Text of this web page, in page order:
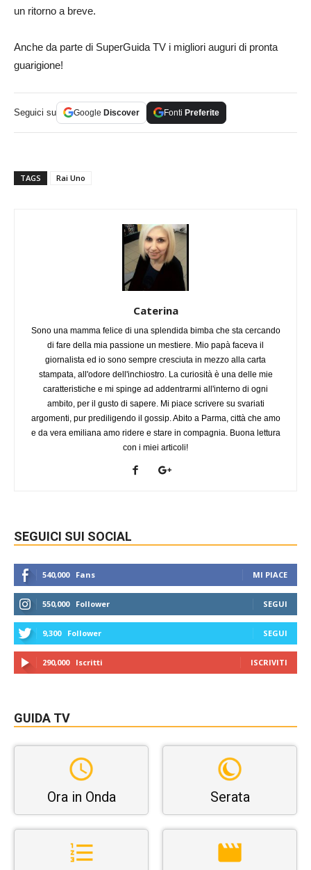
un ritorno a breve.
Anche da parte di SuperGuida TV i migliori auguri di pronta
guarigione!
Seguici su Google Discover Fonti Preferite
TAGS Rai Uno
Caterina
Sono una mamma felice di una splendida bimba che sta cercando
di fare della mia passione un mestiere. Mio papà faceva il
giornalista ed io sono sempre cresciuta in mezzo alla carta
stampata, all'odore dell'inchiostro. La curiosità è una delle mie
caratteristiche e mi spinge ad addentrarmi all'interno di ogni
ambito, per il gusto di sapere. Mi piace scrivere su svariati
argomenti, pur prediligendo il gossip. Abito a Parma, città che amo
e da vera emiliana amo ridere e stare in compagnia. Buona lettura
con i miei articoli!
SEGUICI SUI SOCIAL
540,000 Fans MI PIACE
550,000 Follower SEGUI
9,300 Follower SEGUI
290,000 Iscritti ISCRIVITI
GUIDA TV
Ora in Onda Serata